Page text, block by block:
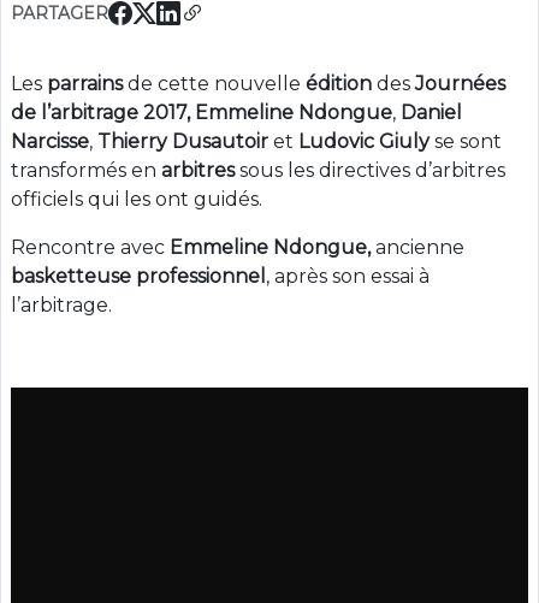
PARTAGER
Les parrainsde cette nouvelle édition desJournées
de l’arbitrage 2017, Emmeline Ndongue, Daniel
Narcisse, Thierry Dusautoir et Ludovic Giulyse sont
transformés en arbitressous les directives d’arbitres
officiels qui les ont guidés.
Rencontre avec Emmeline Ndongue,ancienne
basketteuse professionnel , après son essai à
l’arbitrage.